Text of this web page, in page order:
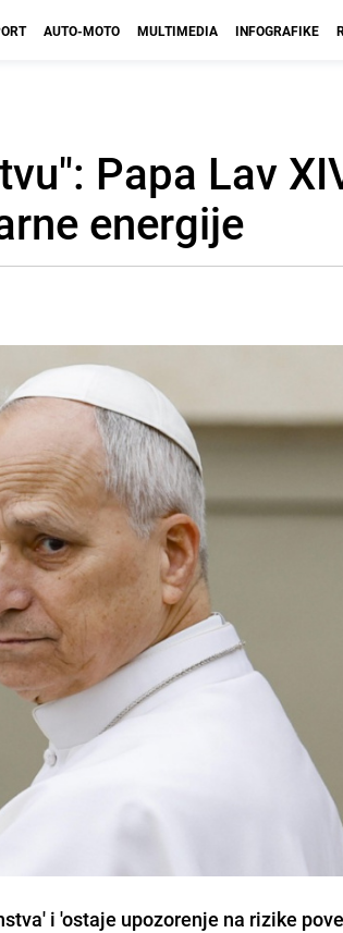
AUTO-MOTO MULTIMEDIA INFOGRAFIKE
Papa Lav
energije
i 'ostaje upozorenje na rizike